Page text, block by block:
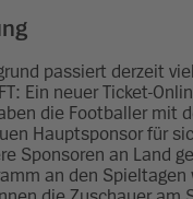
passiert derzeit
Ein neuer Ticket-
die Footballer mit
Hauptsponsor für
Sponsoren an Land
an den Spieltagen